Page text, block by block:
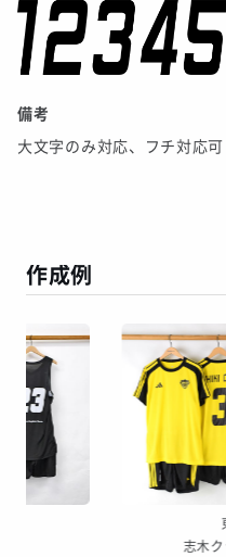
備考
大文字のみ対応、フチ対応可
作成例
志木